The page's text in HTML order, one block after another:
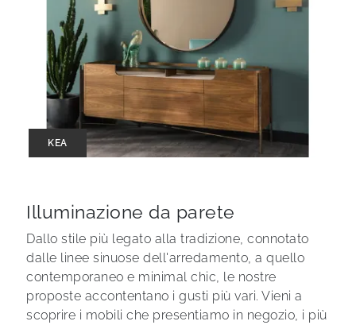
KEA
Illuminazione da parete
Dallo stile più legato alla tradizione, connotato
dalle linee sinuose dell'arredamento, a quello
contemporaneo e minimal chic, le nostre
proposte accontentano i gusti più vari. Vieni a
scoprire i mobili che presentiamo in negozio, i più